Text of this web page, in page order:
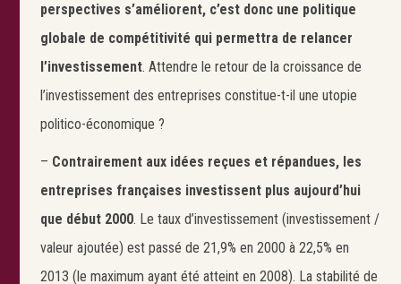
perspectives s’améliorent, c’est donc une politique
globale de compétitivité qui permettra de relancer
l’investissement. Attendre le retour de la croissance de
l’investissement des entreprises constitue-t-il une utopie
politico-économique ?
– Contrairement aux idées reçues et répandues, les
entreprises françaises investissent plus aujourd’hui
que début 2000. Le taux d’investissement (investissement /
valeur ajoutée) est passé de 21,9% en 2000 à 22,5% en
2013 (le maximum ayant été atteint en 2008). La stabilité de